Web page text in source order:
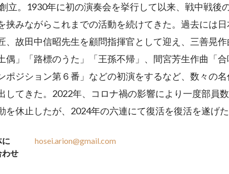
立。1930年に初の演奏会を挙行して以来、戦中戦後
挟みながらこれまでの活動を続けてきた。過去には
、故田中信昭先生を顧問指揮官として迎え、三善晃
偶」「路標のうた」「王孫不帰」、間宮芳生作曲「
ポジション第６番」などの初演をするなど、数々の
してきた。2022年、コロナ禍の影響により一度部員
を休止したが、2024年の六連にて復活を復活を遂げ
に
わせ
hosei.arion@gmail.com